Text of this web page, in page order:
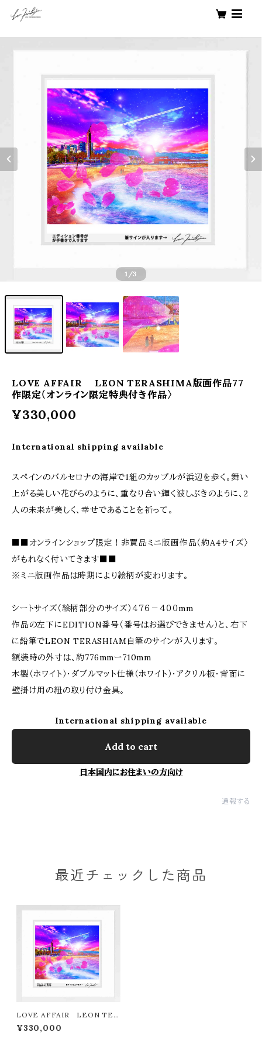
1 /3
LOVE AFFAIR LEON TERASHIMA版画作品77
作限定（オンライン限定特典付き作品〉
¥330,000
International shipping available
スペインのバルセロナの海岸で1組のカップルが浜辺を歩く。舞い
上がる美しい花びらのように、重なり合い輝く波しぶきのように、2
人の未来が美しく、幸せであることを祈って。
■■オンラインショップ限定！非買品ミニ版画作品（約A4サイズ〉
がもれなく付いてきます■■
※ミニ版画作品は時期により絵柄が変わります。
シートサイズ（絵柄部分のサイズ）４７６－４００mm
作品の左下にEDITION番号（番号はお選びできません）と、右下
に鉛筆でLEON TERASHIAM自筆のサインが入ります。
額装時の外寸は、約776mmー710mm
木製（ホワイト）・ダブルマット仕様（ホワイト）・アクリル板・背面に
壁掛け用の紐の取り付け金具。
International shipping available
Add to cart
日本国内にお住まいの方向け
通報する
最近チェックした商品
LOVE AFFAIR LEON TER
ASHIMA版画作品77作限定（オ
ンライン限定特典付き作品〉
¥330,000